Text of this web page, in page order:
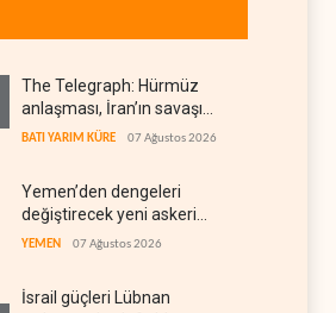
The Telegraph: Hürmüz
anlaşması, İran’ın savaşı
kazandığını gösteriyor
BATI YARIM KÜRE 07 Ağustos 2026
Yemen’den dengeleri
değiştirecek yeni askeri
denklem
YEMEN 07 Ağustos 2026
İsrail güçleri Lübnan